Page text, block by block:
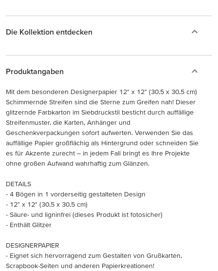
Die Kollektion entdecken
Produktangaben
Mit dem besonderen Designerpapier 12" x 12" (30,5 x 30,5 cm)
Schimmernde Streifen sind die Sterne zum Greifen nah! Dieser
glitzernde Farbkarton im Siebdruckstil besticht durch auffällige
Streifenmuster, die Karten, Anhänger und
Geschenkverpackungen sofort aufwerten. Verwenden Sie das
auffällige Papier großflächig als Hintergrund oder schneiden Sie
es für Akzente zurecht – in jedem Fall bringt es Ihre Projekte
ohne großen Aufwand wahrhaftig zum Glänzen.
DETAILS
- 4 Bögen in 1 vorderseitig gestalteten Design
- 12" x 12" (30,5 x 30,5 cm)
- Säure- und ligninfrei (dieses Produkt ist fotosicher)
- Enthält Glitzer
DESIGNERPAPIER
- Eignet sich hervorragend zum Gestalten von Grußkarten,
Scrapbook-Seiten und anderen Papierkreationen!